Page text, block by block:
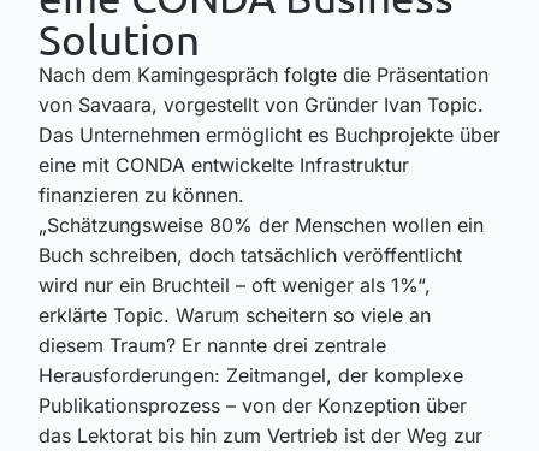
Solution
Nach dem Kamingespräch folgte die Präsentation
von Savaara, vorgestellt von Gründer Ivan Topic.
Das Unternehmen ermöglicht es Buchprojekte über
eine mit CONDA entwickelte Infrastruktur
finanzieren zu können.
„Schätzungsweise 80% der Menschen wollen ein
Buch schreiben, doch tatsächlich veröffentlicht
wird nur ein Bruchteil – oft weniger als 1%“,
erklärte Topic. Warum scheitern so viele an
diesem Traum? Er nannte drei zentrale
Herausforderungen: Zeitmangel, der komplexe
Publikationsprozess – von der Konzeption über
das Lektorat bis hin zum Vertrieb ist der Weg zur